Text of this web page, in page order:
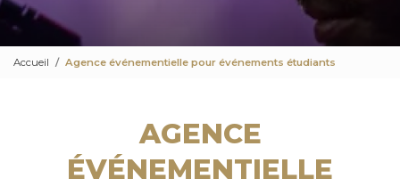
Accueil Agence événementielle pour événements étudiants
AGENCE
ÉVÉNEMENTIELLE